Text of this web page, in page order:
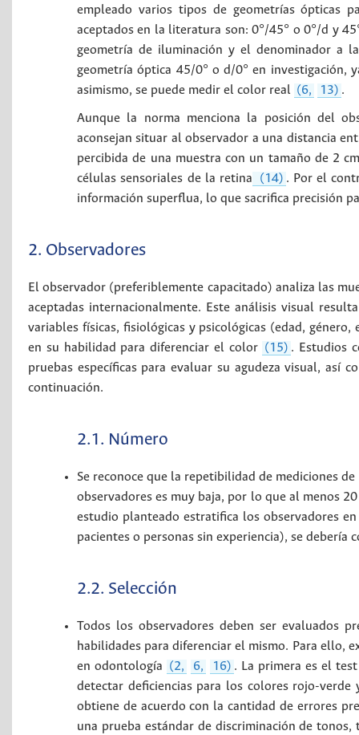
empleado varios tipos de geometrías ópticas
aceptados en la literatura son: 0°/45° o 0°/d y
geometría de iluminación y el denominador a
geometría óptica 45/0° o d/0° en investigación,
asimismo, se puede medir el color real (6, 13) .
Aunque la norma menciona la posición del
aconsejan situar al observador a una distancia
percibida de una muestra con un tamaño de 2
células sensoriales de la retina
(14) . Por el
información superflua, lo que sacrifica precisión
2. Observadores
El observador (preferiblemente capacitado) analiza las
aceptadas internacionalmente. Este análisis visual
variables físicas, fisiológicas y psicológicas (edad,
en su habilidad para diferenciar el color (15) . Estudios
pruebas específicas para evaluar su agudeza visual, así
continuación.
2.1. Número
Se reconoce que la repetibilidad de mediciones
observadores es muy baja, por lo que al menos
estudio planteado estratifica los observadores
pacientes o personas sin experiencia), se
2.2. Selección
Todos los observadores deben ser evaluados
habilidades para diferenciar el mismo. Para ello,
en odontología (2, 6, 16) . La primera es el
detectar deficiencias para los colores rojo-
obtiene de acuerdo con la cantidad de errores
una prueba estándar de discriminación de